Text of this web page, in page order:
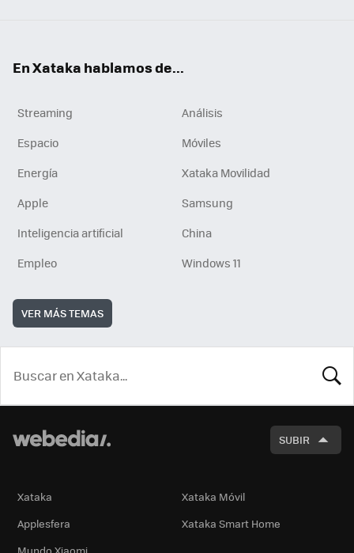
En Xataka hablamos de...
Streaming
Análisis
Espacio
Móviles
Energía
Xataka Movilidad
Apple
Samsung
Inteligencia artificial
China
Empleo
Windows 11
VER MÁS TEMAS
SUBIR
Xataka
Xataka Móvil
Applesfera
Xataka Smart Home